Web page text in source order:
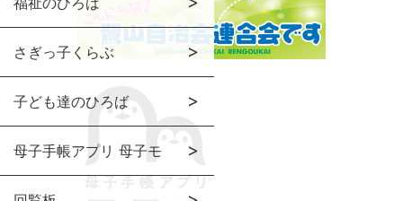
さぎっ子くらぶ
子ども達のひろば
母子手帳アプリ 母子モ